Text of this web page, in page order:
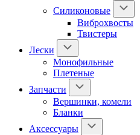
Силиконовые
Виброхвосты
Твистеры
Лески
Монофильные
Плетеные
Запчасти
Вершинки, комели
Бланки
Аксессуары